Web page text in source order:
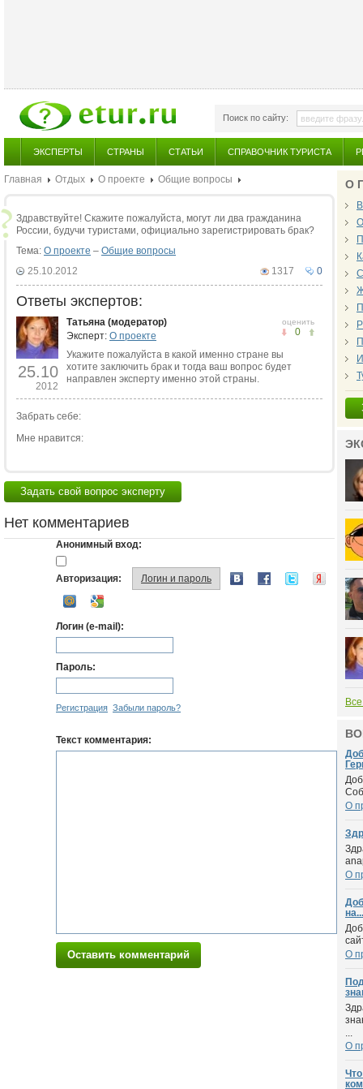
Поиск по сайту:
ЭКСПЕРТЫ СТРАНЫ СТАТЬИ СПРАВОЧНИК ТУРИСТА
Главная Отдых О проекте Общие вопросы
Здравствуйте! Скажите пожалуйста, могут ли два гражданина
России, будучи туристами, официально зарегистрировать брак?
Тема: О проекте – Общие вопросы
0
1317
25.10.2012
Ответы экспертов:
25.10
2012
оценить
0
Татьяна (модератор)
Эксперт: О проекте
Укажите пожалуйста в какой именно стране вы
хотите заключить брак и тогда ваш вопрос будет
направлен эксперту именно этой страны.
Забрать себе:
Мне нравится:
Задать свой вопрос эксперту
Нет комментариев
Анонимный вход:
Авторизация: Логин и пароль
Логин (e-mail):
Пароль:
Регистрация Забыли пароль?
Текст комментария:
Оставить комментарий
О
О
О
на...
О
...
О